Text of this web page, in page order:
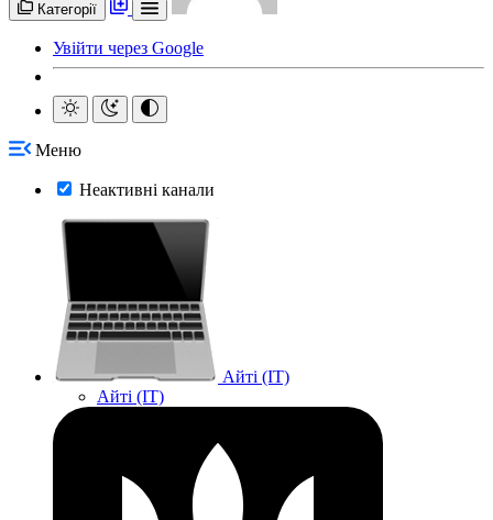
Категорії
Увійти через Google
Меню
Неактивні канали
Айті (IT)
Айті (IT)